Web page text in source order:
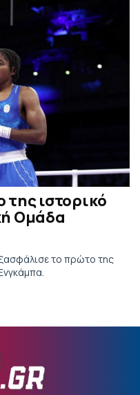
ιστορικό
Ομάδα
το πρώτο της